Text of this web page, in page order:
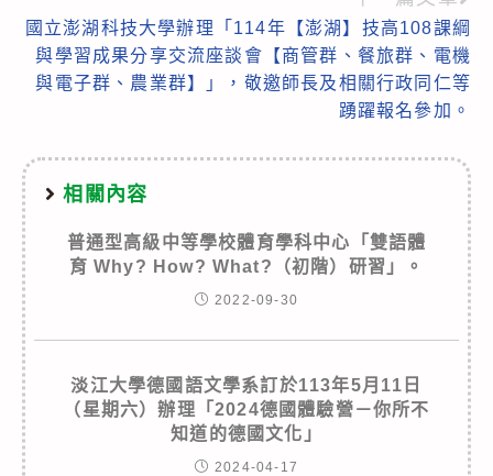
國立澎湖科技大學辦理「114年【澎湖】技高108課綱
與學習成果分享交流座談會【商管群、餐旅群、電機
與電子群、農業群】」，敬邀師長及相關行政同仁等
踴躍報名參加。
相關內容
普通型高級中等學校體育學科中心「雙語體
育 Why? How? What?（初階）研習」。
2022-09-30
淡江大學德國語文學系訂於113年5月11日
（星期六）辦理「2024德國體驗營－你所不
知道的德國文化」
2024-04-17